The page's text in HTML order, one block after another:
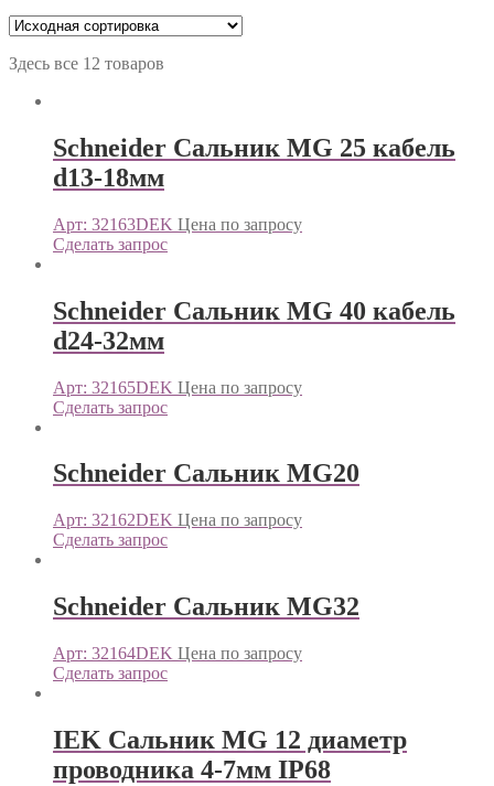
Здесь все 12 товаров
Schneider Сальник MG 25 кабель
d13-18мм
Арт: 32163DEK Цена по запросу
Сделать запрос
Schneider Сальник MG 40 кабель
d24-32мм
Арт: 32165DEK Цена по запросу
Сделать запрос
Schneider Сальник MG20
Арт: 32162DEK Цена по запросу
Сделать запрос
Schneider Сальник MG32
Арт: 32164DEK Цена по запросу
Сделать запрос
IEK Сальник MG 12 диаметр
проводника 4-7мм IP68